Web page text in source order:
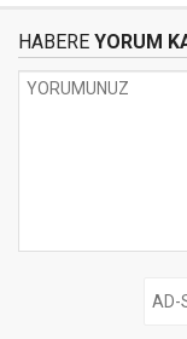
HABERE YORUM